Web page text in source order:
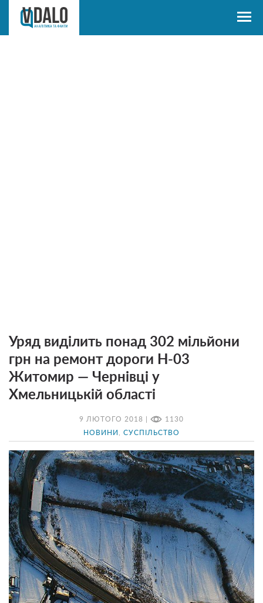
9 ЛЮТОГО 2018 | 1130
НОВИНИ СУСПІЛЬСТВО
Уряд виділить понад 302 мільйони
грн на ремонт дороги Н-03
Житомир — Чернівці у
Хмельницькій області